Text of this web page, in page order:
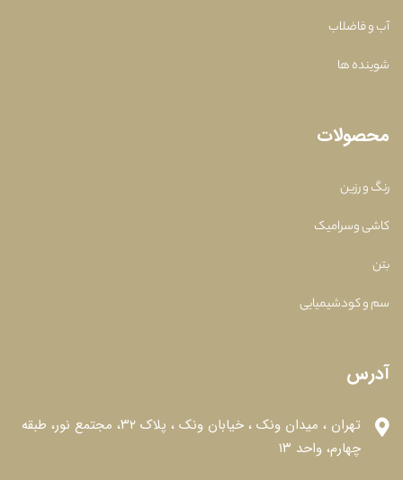
آب و فاضلاب
شوینده ها
محصولات
رنگ و رزین
کاشی وسرامیک
بتن
سم و کودشیمیایی
آدرس
تهران ، میدان ونک ، خیابان ونک ، پلاک ۳۲، مجتمع نور، طبقه
چهارم، واحد ۱۳